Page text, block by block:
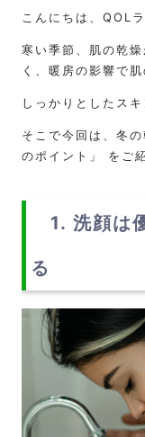
こんにちは、QOL
寒い季節、肌の乾
く、暖房の影響で
しっかりとしたス
そこで今回は、冬
のポイント」 をご
1. 洗顔は
る